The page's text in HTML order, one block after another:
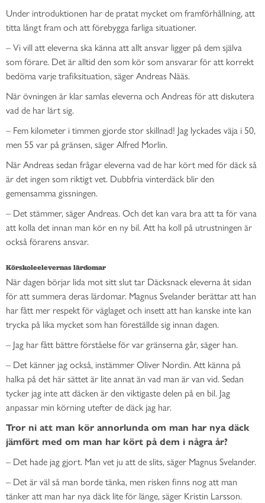
Under introduktionen har de pratat mycket om framförhållning, att
titta långt fram och att förebygga farliga situationer.
– Vi vill att eleverna ska känna att allt ansvar ligger på dem själva
som förare. Det är alltid den som kör som ansvarar för att korrekt
bedöma varje trafiksituation, säger Andreas Nääs.
När övningen är klar samlas eleverna och Andreas för att diskutera
vad de har lärt sig.
– Fem kilometer i timmen gjorde stor skillnad! Jag lyckades väja i 50,
men 55 var på gränsen, säger Alfred Morlin.
När Andreas sedan frågar eleverna vad de har kört med för däck så
är det ingen som riktigt vet. Dubbfria vinterdäck blir den
gemensamma gissningen.
– Det stämmer, säger Andreas. Och det kan vara bra att ta för vana
att kolla det innan man kör en ny bil. Att ha koll på utrustningen är
också förarens ansvar.
Körskoleelevernas lärdomar
När dagen börjar lida mot sitt slut tar Däcksnack eleverna åt sidan
för att summera deras lärdomar. Magnus Svelander berättar att han
har fått mer respekt för väglaget och insett att han kanske inte kan
trycka på lika mycket som han föreställde sig innan dagen.
– Jag har fått bättre förståelse för var gränserna går, säger han.
– Det känner jag också, instämmer Oliver Nordin. Att känna på
halka på det här sättet är lite annat än vad man är van vid. Sedan
tycker jag inte att däcken är den viktigaste delen på en bil. Jag
anpassar min körning utefter de däck jag har.
Tror ni att man kör annorlunda om man har nya däck
jämfört med om man har kört på dem i några år?
– Det hade jag gjort. Man vet ju att de slits, säger Magnus Svelander.
– Det är väl så man borde tänka, men risken finns nog att man
tänker att man har nya däck lite för länge, säger Kristin Larsson.